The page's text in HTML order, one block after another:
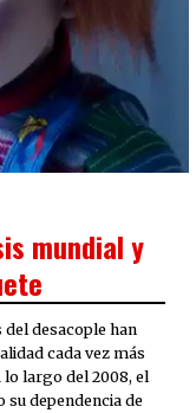
mundial y
desacople han
cada vez más
largo del 2008, el
dependencia de